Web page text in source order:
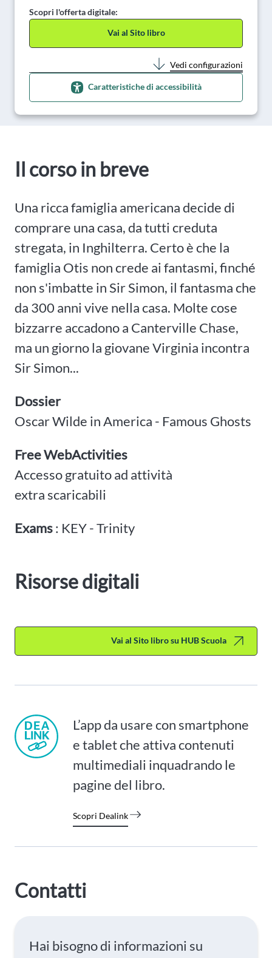
Scopri l'offerta digitale:
Vai al Sito libro
Vedi configurazioni
Caratteristiche di accessibilità
Il corso in breve
Una ricca famiglia americana decide di
comprare una casa, da tutti creduta
stregata, in Inghilterra. Certo è che la
famiglia Otis non crede ai fantasmi, finché
non s'imbatte in Sir Simon, il fantasma che
da 300 anni vive nella casa. Molte cose
bizzarre accadono a Canterville Chase,
ma un giorno la giovane Virginia incontra
Sir Simon...
Dossier
Oscar Wilde in America - Famous Ghosts
Free WebActivities
Accesso gratuito ad attività
extra scaricabili
Exams: KEY - Trinity
Risorse digitali
Vai al Sito libro su HUB Scuola
L’app da usare con smartphone
e tablet che attiva contenuti
multimediali inquadrando le
pagine del libro.
Scopri Dealink
Contatti
Hai bisogno di informazioni su